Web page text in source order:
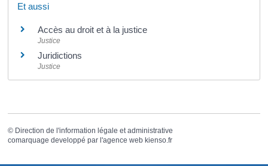
Et aussi
Accès au droit et à la justice
Justice
Juridictions
Justice
© Direction de l'information légale et administrative
comarquage developpé par l'agence web kienso.fr